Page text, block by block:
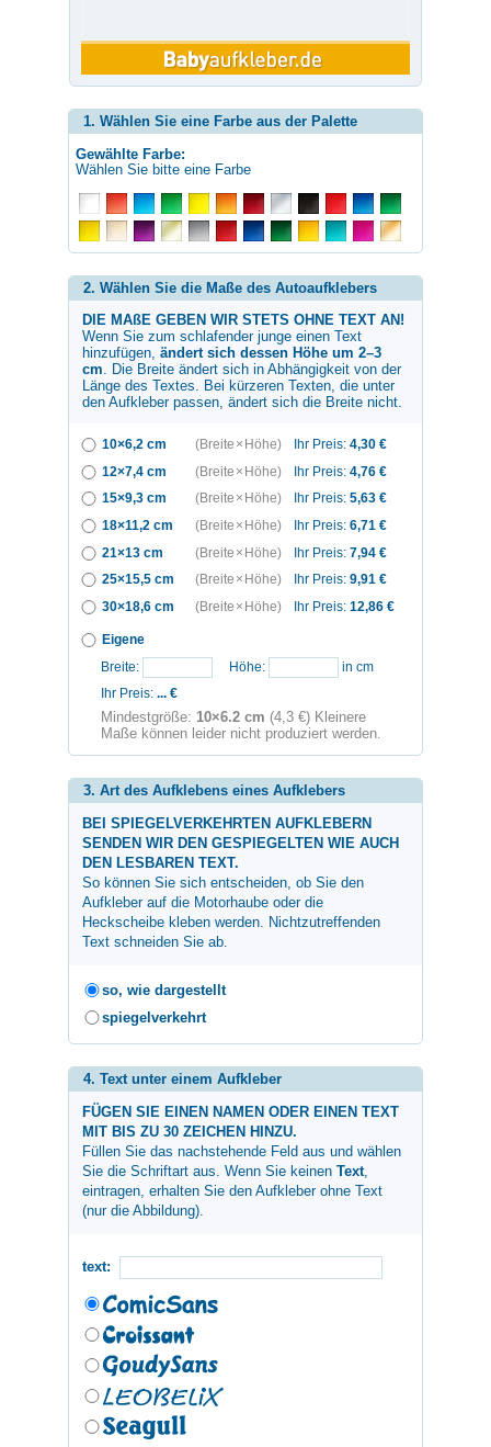
1. Wählen Sie eine Farbe aus der Palette
Gewählte Farbe:
Wählen Sie bitte eine Farbe
2. Wählen Sie die Maße des Autoaufklebers
DIE MAßE GEBEN WIR STETS OHNE TEXT AN!
Wenn Sie zum schlafender junge einen Text
hinzufügen, ändert sich dessen Höhe um 2–3
cm . Die Breite ändert sich in Abhängigkeit von der
Länge des Textes. Bei kürzeren Texten, die unter
den Aufkleber passen, ändert sich die Breite nicht.
10×6,2 cm (Breite × Höhe) Ihr Preis: 4,30 €
12×7,4 cm
(Breite × Höhe) Ihr Preis: 4,76 €
15×9,3 cm
(Breite × Höhe) Ihr Preis: 5,63 €
18×11,2 cm
(Breite × Höhe) Ihr Preis: 6,71 €
21×13 cm
(Breite × Höhe) Ihr Preis: 7,94 €
25×15,5 cm
(Breite × Höhe) Ihr Preis: 9,91 €
30×18,6 cm
(Breite × Höhe) Ihr Preis: 12,86 €
Eigene
Breite:
Höhe:
in cm
Ihr Preis: ... €
Mindestgröße: 10×6.2 cm (4,3 €) Kleinere
Maße können leider nicht produziert werden.
3. Art des Aufklebens eines Aufklebers
BEI SPIEGELVERKEHRTEN AUFKLEBERN
SENDEN WIR DEN GESPIEGELTEN WIE AUCH
DEN LESBAREN TEXT.
So können Sie sich entscheiden, ob Sie den
Aufkleber auf die Motorhaube oder die
Heckscheibe kleben werden. Nichtzutreffenden
Text schneiden Sie ab.
so, wie dargestellt
spiegelverkehrt
4. Text unter einem Aufkleber
FÜGEN SIE EINEN NAMEN ODER EINEN TEXT
MIT BIS ZU 30 ZEICHEN HINZU.
Füllen Sie das nachstehende Feld aus und wählen
Sie die Schriftart aus. Wenn Sie keinen Text,
eintragen, erhalten Sie den Aufkleber ohne Text
(nur die Abbildung).
text: